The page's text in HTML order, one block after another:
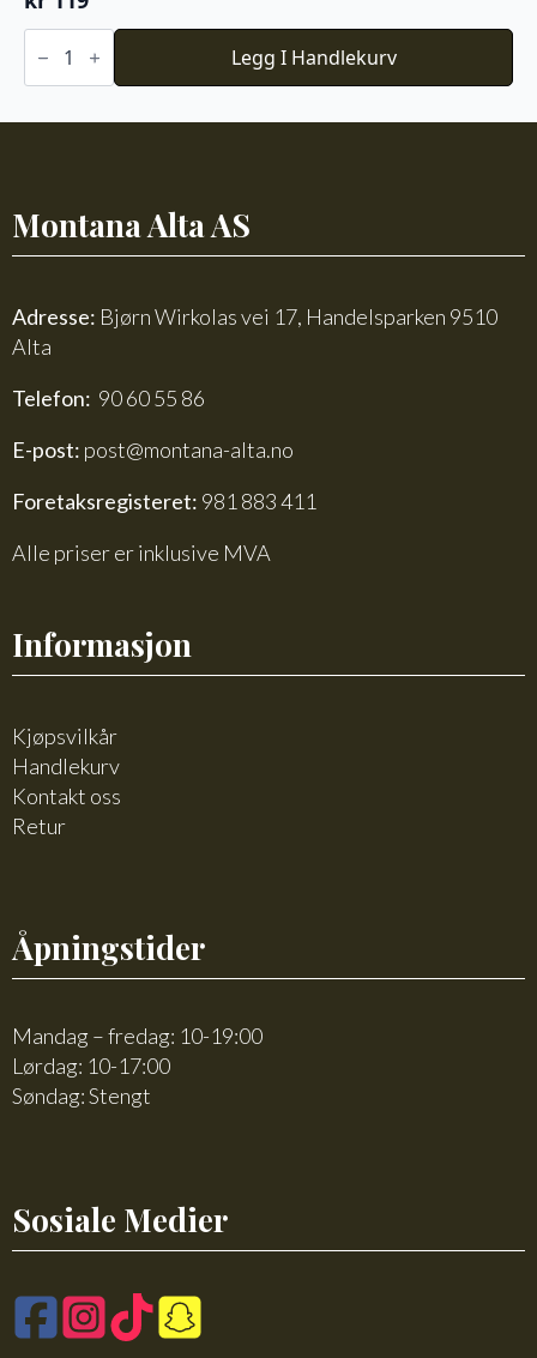
Du
Store
Faerytale
Legg I Handlekurv
Montana Alta AS
Adresse: Bjørn Wirkolas vei 17, Handelsparken 9510
Alta
Telefon: 90 60 55 86
E-post: post@montana-alta.no
Foretaksregisteret: 981 883 411
Alle priser er inklusive MVA
Informasjon
Kjøpsvilkår
Handlekurv
Kontakt oss
Retur
Åpningstider
Mandag – fredag: 10-19:00
Lørdag: 10-17:00
Søndag: Stengt
Sosiale Medier